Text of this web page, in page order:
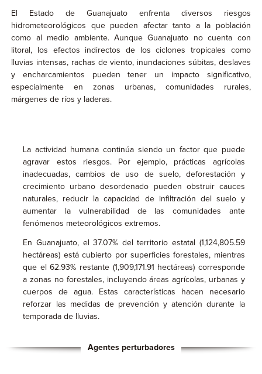
El Estado de Guanajuato enfrenta diversos riesgos
hidrometeorológicos que pueden afectar tanto a la población
como al medio ambiente. Aunque Guanajuato no cuenta con
litoral, los efectos indirectos de los ciclones tropicales como
lluvias intensas, rachas de viento, inundaciones súbitas, deslaves
y encharcamientos pueden tener un impacto significativo,
especialmente en zonas urbanas, comunidades rurales,
márgenes de ríos y laderas.
La actividad humana continúa siendo un factor que puede
agravar estos riesgos. Por ejemplo, prácticas agrícolas
inadecuadas, cambios de uso de suelo, deforestación y
crecimiento urbano desordenado pueden obstruir cauces
naturales, reducir la capacidad de infiltración del suelo y
aumentar la vulnerabilidad de las comunidades ante
fenómenos meteorológicos extremos.
En Guanajuato, el 37.07% del territorio estatal (1,124,805.59
hectáreas) está cubierto por superficies forestales, mientras
que el 62.93% restante (1,909,171.91 hectáreas) corresponde
a zonas no forestales, incluyendo áreas agrícolas, urbanas y
cuerpos de agua. Estas características hacen necesario
reforzar las medidas de prevención y atención durante la
temporada de lluvias.
Agentes perturbadores